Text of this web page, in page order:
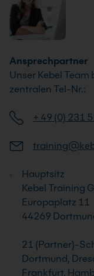
Ansprechpartner
Unser Kebel
zentralen Tel-Nr.:
+ 49 (0) 231
Hauptsitz
Kebel Training
Europaplatz 11
44269
21 (Partner)-
Dortmund,
Frankfurt,